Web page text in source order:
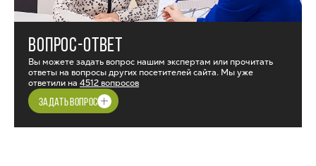
ВОПРОС-ОТВЕТ
Вы можете задать вопрос нашим экспертам или прочитать
ответы на вопросы других посетителей сайта. Мы уже
ответили на 4512 вопросов
ЗАДАТЬ ВОПРОС